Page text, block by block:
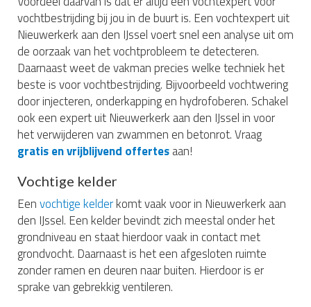
vochtbestrijding bij jou in de buurt is. Een vochtexpert uit
Nieuwerkerk aan den IJssel voert snel een analyse uit om
de oorzaak van het vochtprobleem te detecteren.
Daarnaast weet de vakman precies welke techniek het
beste is voor vochtbestrijding. Bijvoorbeeld vochtwering
door injecteren, onderkapping en hydrofoberen. Schakel
ook een expert uit Nieuwerkerk aan den IJssel in voor
het verwijderen van zwammen en betonrot. Vraag
gratis en vrijblijvend offertesaan!
Vochtige kelder
Eenvochtige kelderkomt vaak voor in Nieuwerkerk aan
den IJssel. Een kelder bevindt zich meestal onder het
grondniveau en staat hierdoor vaak in contact met
grondvocht. Daarnaast is het een afgesloten ruimte
zonder ramen en deuren naar buiten. Hierdoor is er
sprake van gebrekkig ventileren.